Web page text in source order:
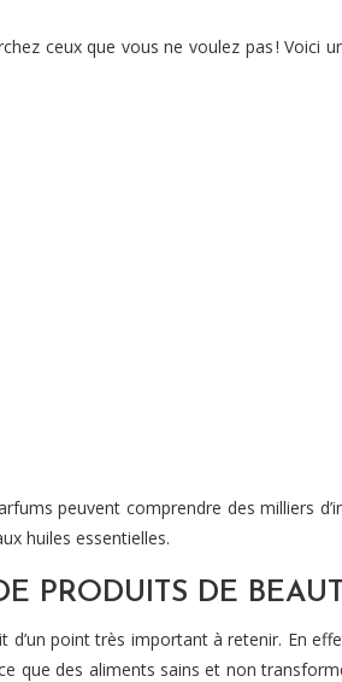
ceux que vous ne voulez pas ! Voici
peuvent comprendre des milliers
huiles essentielles.
PRODUITS DE
point très important à retenir. En
que des aliments sains et non